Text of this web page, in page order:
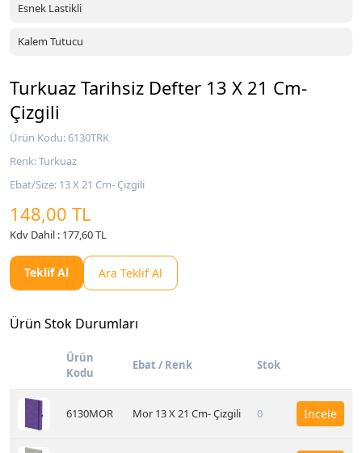
Esnek Lastikli
Kalem Tutucu
Turkuaz Tarihsiz Defter 13 X 21 Cm-
Çizgili
Ürün Kodu: 6130TRK
Renk: Turkuaz
Ebat/Size: 13 X 21 Cm- Çizgili
148,00 TL
Kdv Dahil : 177,60 TL
Teklif Al Ara Teklif Al
Ürün Stok Durumları
Ürün
Kodu
Ebat / Renk Stok
6130MOR Mor 13 X 21 Cm- Çizgili 0 İncele